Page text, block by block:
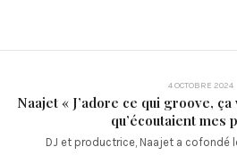
4 OCTOBRE 2024
Naajet « J’adore ce qui groove,
qu’écoutaient mes
DJ et productrice, Naajet a cofondé